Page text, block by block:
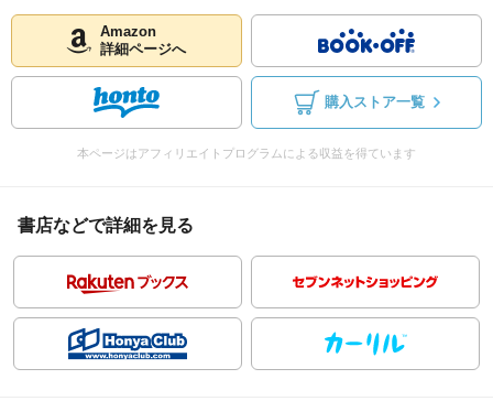
Amazon
詳細ページへ
購入ストア一覧
本ページはアフィリエイトプログラムによる収益を得ています
書店などで詳細を見る